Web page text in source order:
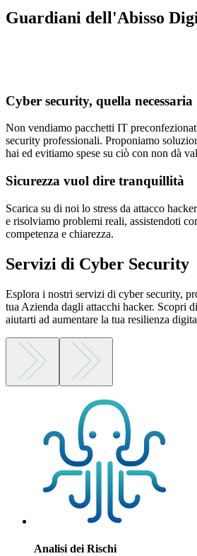
Guardiani dell'Abisso
Cyber security, quella necessaria
Non vendiamo pacchetti IT
security professionali. Proponiamo
hai ed evitiamo spese su ciò con non dà
Sicurezza vuol dire tranquillità
Scarica su di noi lo stress da attacco
e risolviamo problemi reali, assistendoti
competenza e chiarezza.
Servizi di Cyber Security
Esplora i nostri servizi di cyber security,
tua Azienda dagli attacchi hacker. Scopri
aiutarti ad aumentare la tua resilienza
Analisi dei Rischi